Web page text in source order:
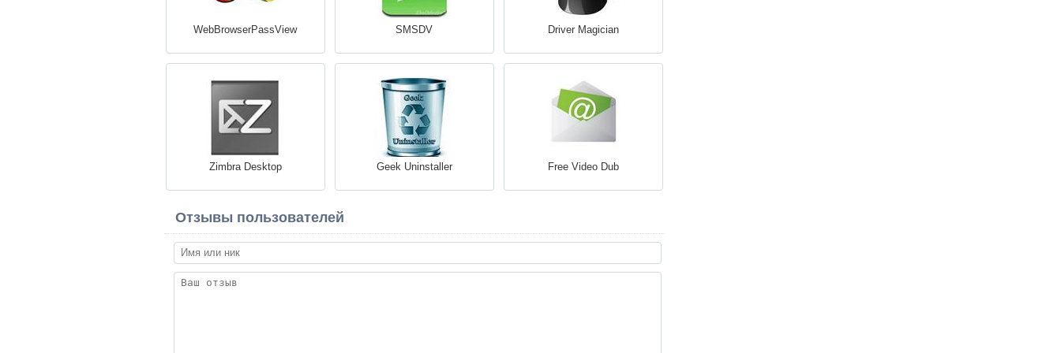
WebBrowserPassView SMSDV Driver Magician
Zimbra Desktop Geek Uninstaller Free Video Dub
Отзывы пользователей